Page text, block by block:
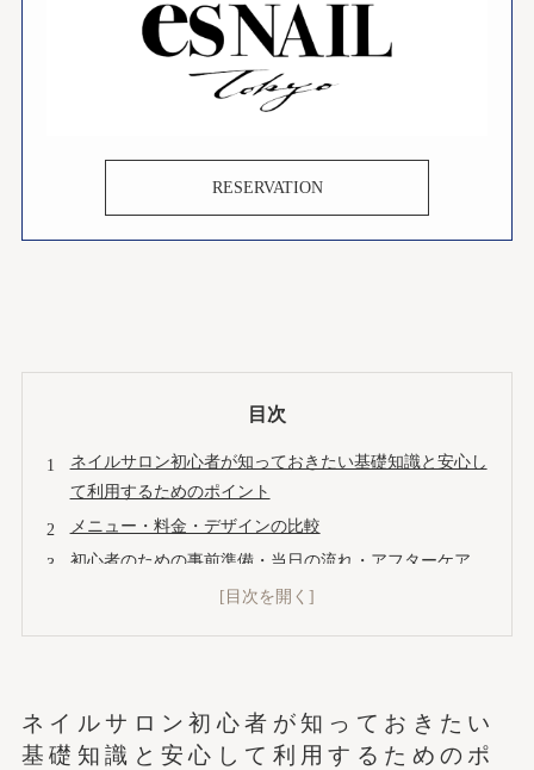
RESERVATION
目次
ネイルサロン初心者が知っておきたい基礎知識と安心し
て利用するためのポイント
メニュー・料金・デザインの比較
初心者のための事前準備・当日の流れ・アフターケア
失敗しないサロン選びのポイントと比較
会社概要
ネイルサロン初心者が知っておきたい
基礎知識と安心して利用するためのポ